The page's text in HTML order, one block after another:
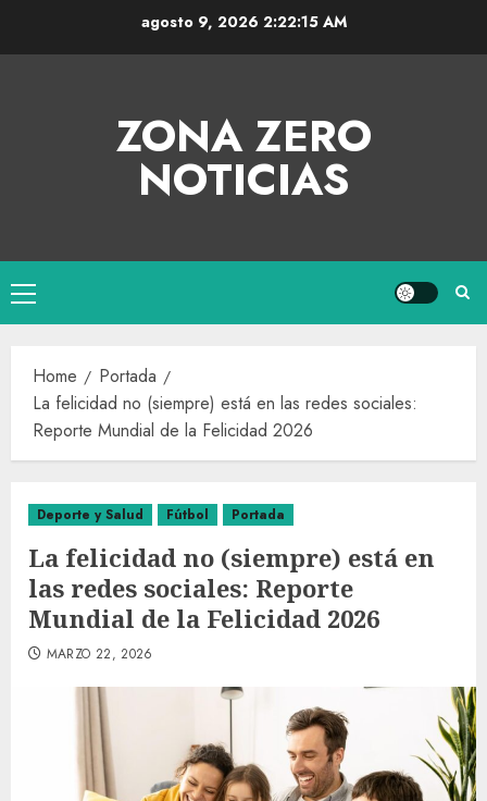
agosto 9, 2026 2:22:16 AM
ZONA ZERO
NOTICIAS
Home
Portada
La felicidad no (siempre) está en las redes sociales:
Reporte Mundial de la Felicidad 2026
Deporte y Salud Fútbol Portada
La felicidad no (siempre) está en
las redes sociales: Reporte
Mundial de la Felicidad 2026
MARZO 22, 2026